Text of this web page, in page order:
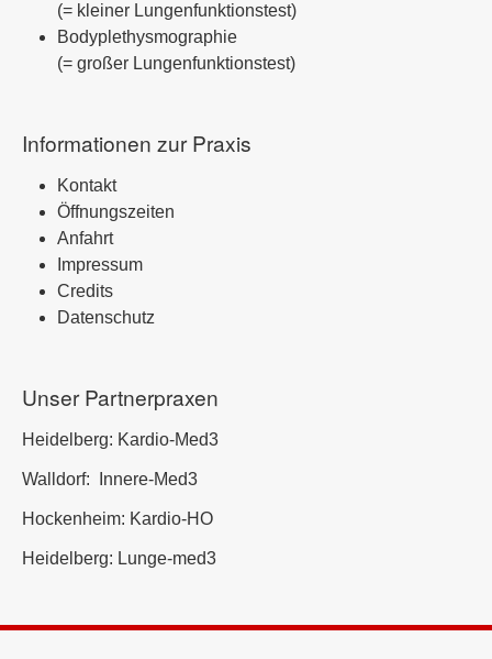
(= kleiner Lungenfunktionstest)
Bodyplethysmographie
(= großer Lungenfunktionstest)
Informationen zur Praxis
Kontakt
Öffnungszeiten
Anfahrt
Impressum
Credits
Datenschutz
Unser Partnerpraxen
Heidelberg: Kardio-Med3
Walldorf: Innere-Med3
Hockenheim: Kardio-HO
Heidelberg: Lunge-med3